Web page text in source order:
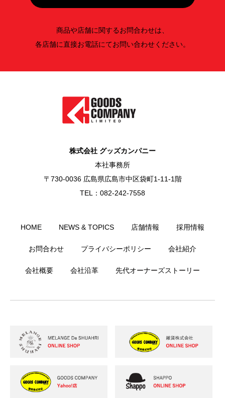
商品や店舗に関するお問合わせは、
各店舗に直接お電話にてお問い合わせください。
株式会社 グッズカンパニー
本社事務所
〒730-0036 広島県広島市中区袋町1-11-1階
TEL：082-242-7558
HOME NEWS & TOPICS 店舗情報 採用情報
お問合わせ プライバシーポリシー 会社紹介
会社概要 会社沿革 先代オーナーズストーリー